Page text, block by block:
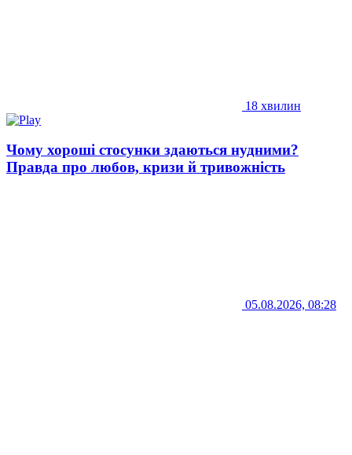
18 хвилин
Чому хороші стосунки здаються нудними?
Правда про любов, кризи й тривожність
05.08.2026, 08:28